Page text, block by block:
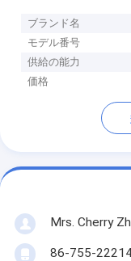
ブランド名
モデル番号
供給の能力
価格
Mrs. Cherry
86-755-